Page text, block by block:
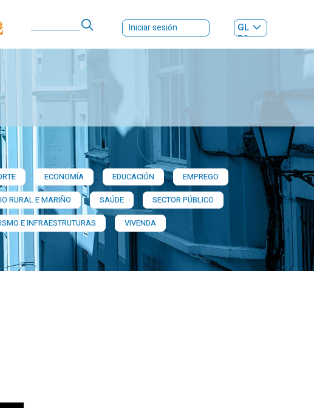
Iniciar sesión
GL
ES|
ECONOMÍA EDUCACIÓN
EMPREGO
RURAL E MARIÑO SAÚDE
SECTOR PÚBLICO
E INFRAESTRUTURAS VIVENDA